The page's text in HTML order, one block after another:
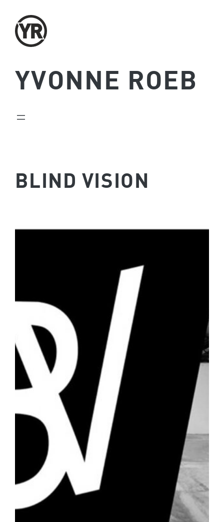
Inhalt
springen
YVONNE ROEB
BLIND VISION